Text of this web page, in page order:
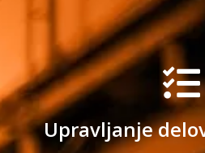
Upravljanje